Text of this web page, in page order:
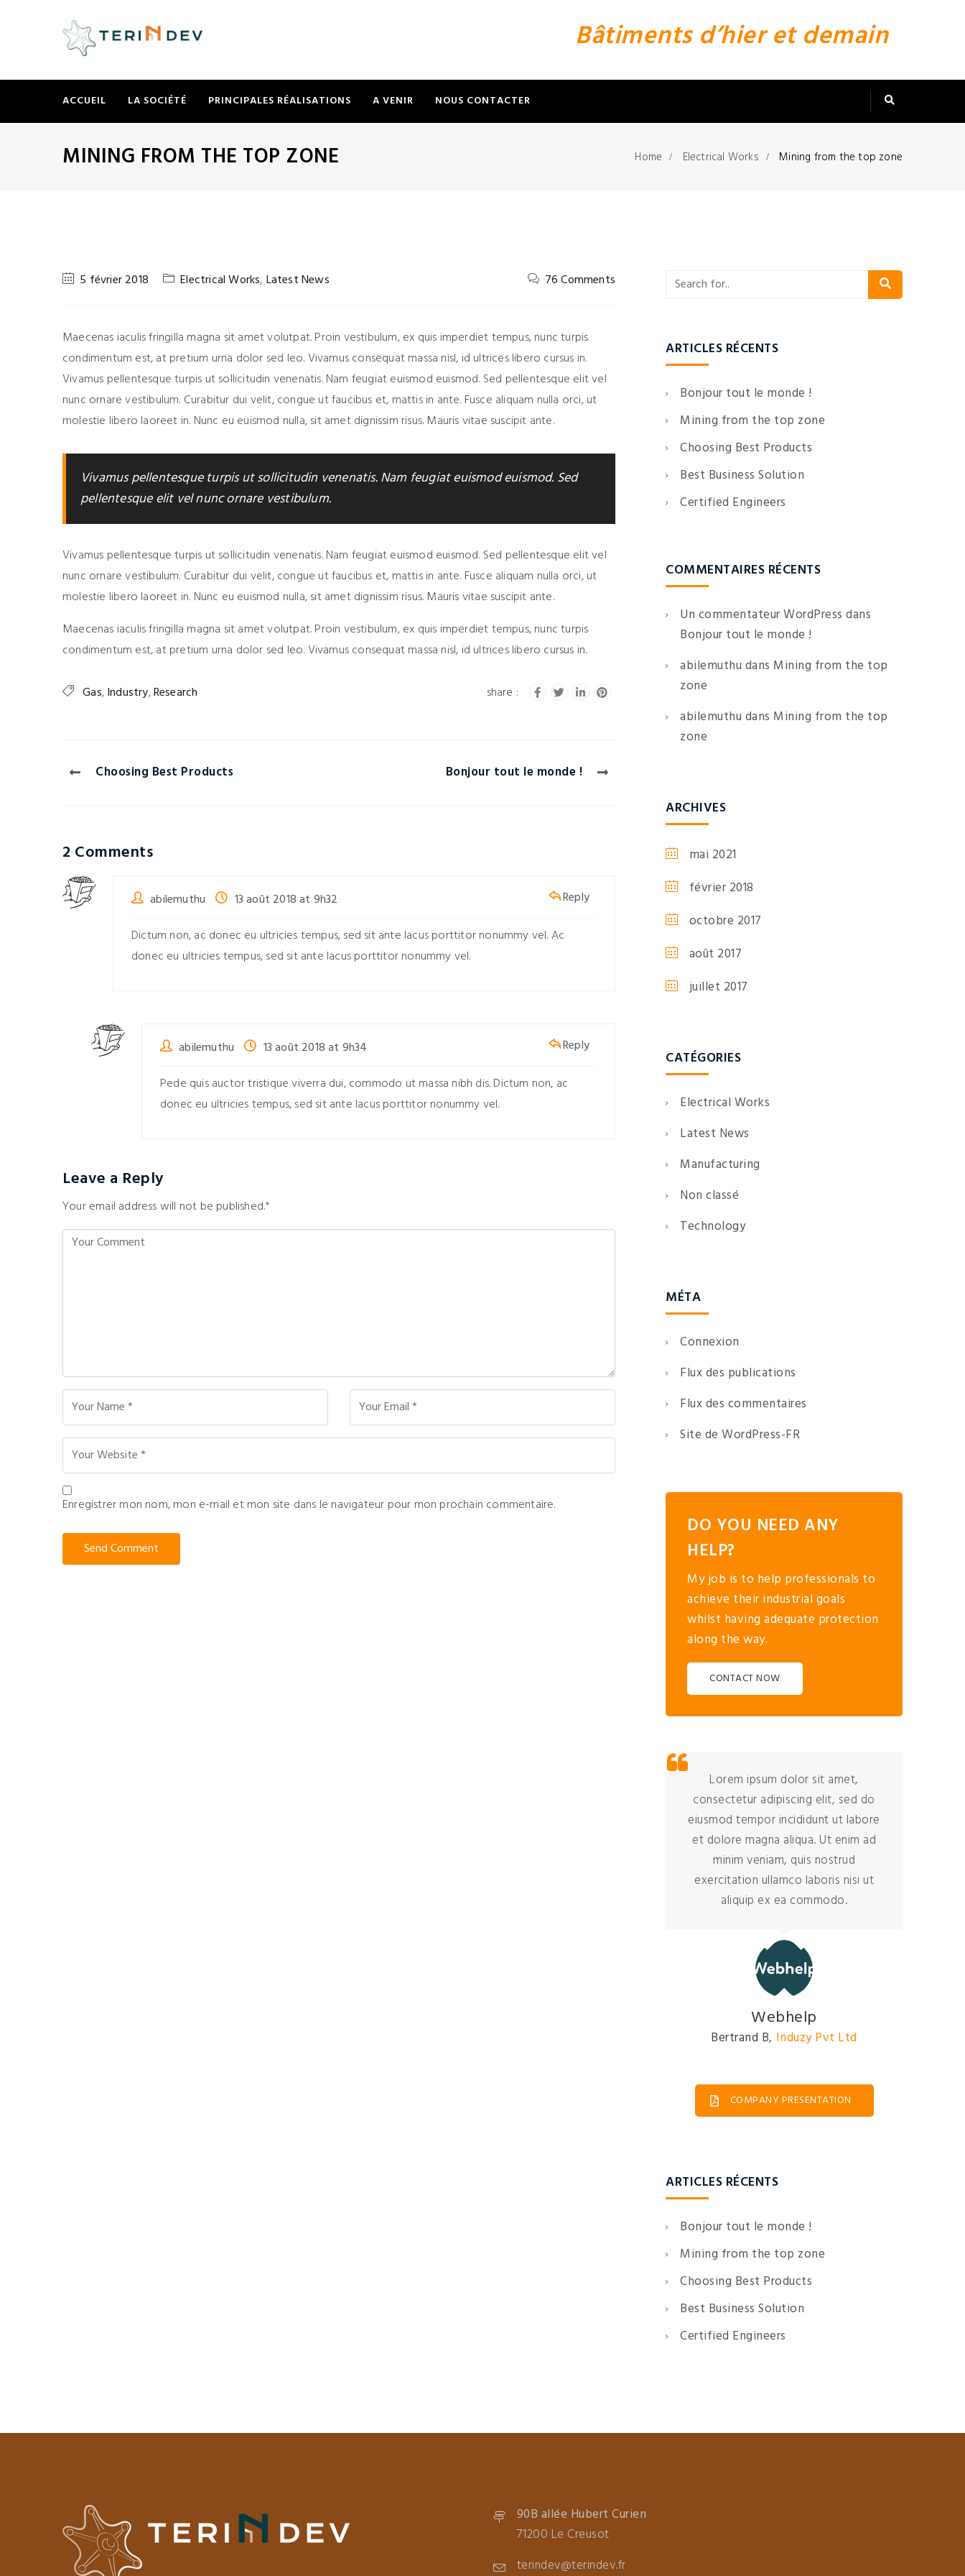
Bâtiments d’hier et demain
ACCUEIL LA SOCIÉTÉ PRINCIPALES RÉALISATIONS A VENIR NOUS CONTACTER
MINING FROM THE TOP ZONE Home Electrical Works Mining from the top zone
5 février 2018 Electrical Works, Latest News 76 Comments
Maecenas iaculis fringilla magna sit amet volutpat. Proin vestibulum, ex quis imperdiet tempus, nunc turpis
condimentum est, at pretium urna dolor sed leo. Vivamus consequat massa nisl, id ultrices libero cursus in.
Vivamus pellentesque turpis ut sollicitudin venenatis. Nam feugiat euismod euismod. Sed pellentesque elit vel
nunc ornare vestibulum. Curabitur dui velit, congue ut faucibus et, mattis in ante. Fusce aliquam nulla orci, ut
molestie libero laoreet in. Nunc eu euismod nulla, sit amet dignissim risus. Mauris vitae suscipit ante.
Vivamus pellentesque turpis ut sollicitudin venenatis. Nam feugiat euismod euismod. Sed
pellentesque elit vel nunc ornare vestibulum.
Vivamus pellentesque turpis ut sollicitudin venenatis. Nam feugiat euismod euismod. Sed pellentesque elit vel
nunc ornare vestibulum. Curabitur dui velit, congue ut faucibus et, mattis in ante. Fusce aliquam nulla orci, ut
molestie libero laoreet in. Nunc eu euismod nulla, sit amet dignissim risus. Mauris vitae suscipit ante.
Maecenas iaculis fringilla magna sit amet volutpat. Proin vestibulum, ex quis imperdiet tempus, nunc turpis
condimentum est, at pretium urna dolor sed leo. Vivamus consequat massa nisl, id ultrices libero cursus in.
Gas,Industry,Research
Choosing Best Products Bonjour tout le monde !
2 Comments
Reply
abilemuthu
13 août 2018 at 9h32
Dictum non, ac donec eu ultricies tempus, sed sit ante lacus porttitor nonummy vel. Ac
donec eu ultricies tempus, sed sit ante lacus porttitor nonummy vel.
Reply
abilemuthu
13 août 2018 at 9h34
Pede quis auctor tristique viverra dui, commodo ut massa nibh dis. Dictum non, ac
donec eu ultricies tempus, sed sit ante lacus porttitor nonummy vel.
Leave a Reply
Your email address will not be published.*
Enregistrer mon nom, mon e-mail et mon site dans le navigateur pour mon prochain commentaire.
ARTICLES RÉCENTS
Bonjour tout le monde !
Mining from the top zone
Choosing Best Products
Best Business Solution
Certified Engineers
COMMENTAIRES RÉCENTS
Un commentateur WordPress dans
Bonjour tout le monde !
abilemuthu dans Mining from the top
zone
abilemuthu dans Mining from the top
zone
ARCHIVES
mai 2021
février 2018
octobre 2017
août 2017
juillet 2017
CATÉGORIES
Electrical Works
Latest News
Manufacturing
Non classé
Technology
MÉTA
Connexion
Flux des publications
Flux des commentaires
Site de WordPress-FR
DO YOU NEED ANY
HELP?
My job is to help professionals to
achieve their industrial goals
whilst having adequate protection
along the way.
CONTACT NOW
Lorem ipsum dolor sit amet,
consectetur adipiscing elit, sed do
eiusmod tempor incididunt ut labore
et dolore magna aliqua. Ut enim ad
minim veniam, quis nostrud
exercitation ullamco laboris nisi ut
aliquip ex ea commodo.
David Johnson
President,Induzy Pvt Ltd
COMPANY PRESENTATION
ARTICLES RÉCENTS
Bonjour tout le monde !
Mining from the top zone
Choosing Best Products
Best Business Solution
Certified Engineers
90B allée Hubert Curien
71200 Le Creusot
terindev@terindev.fr